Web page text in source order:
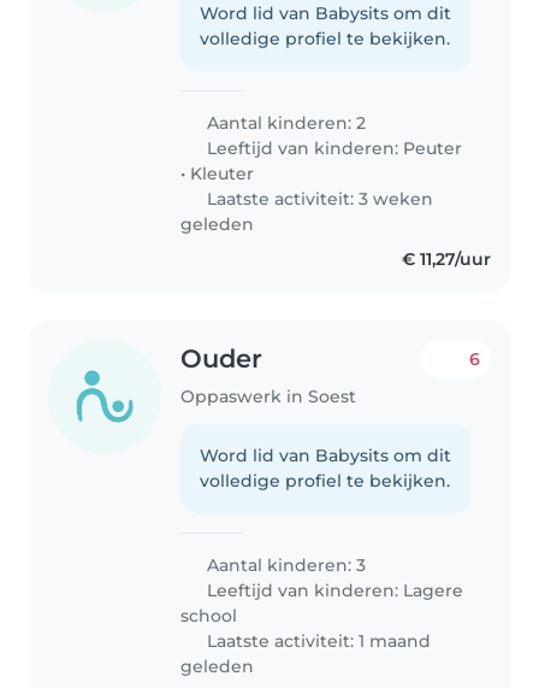
Word lid van Babysits om dit
volledige profiel te bekijken.
Aantal kinderen: 2
Leeftijd van kinderen: Peuter
• Kleuter
Laatste activiteit: 3 weken
geleden
€ 11,27/uur
Ouder
Oppaswerk in Soest
6
Word lid van Babysits om dit
volledige profiel te bekijken.
Aantal kinderen: 3
Leeftijd van kinderen: Lagere
school
Laatste activiteit: 1 maand
geleden